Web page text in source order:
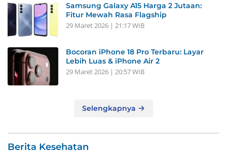
Samsung Galaxy A15 Harga 2 Jutaan:
Fitur Mewah Rasa Flagship
29 Maret 2026 | 21:17 WIB
Bocoran iPhone 18 Pro Terbaru: Layar
Lebih Luas & iPhone Air 2
29 Maret 2026 | 20:57 WIB
Selengkapnya
Berita Kesehatan